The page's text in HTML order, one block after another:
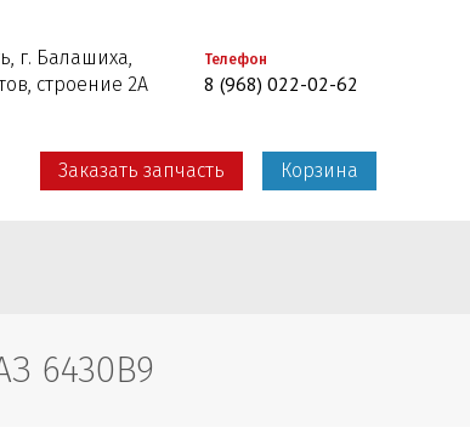
г. Балашиха,
строение 2А
Телефон
8 (968) 022-02-62
Заказать запчасть Корзина
6430B9